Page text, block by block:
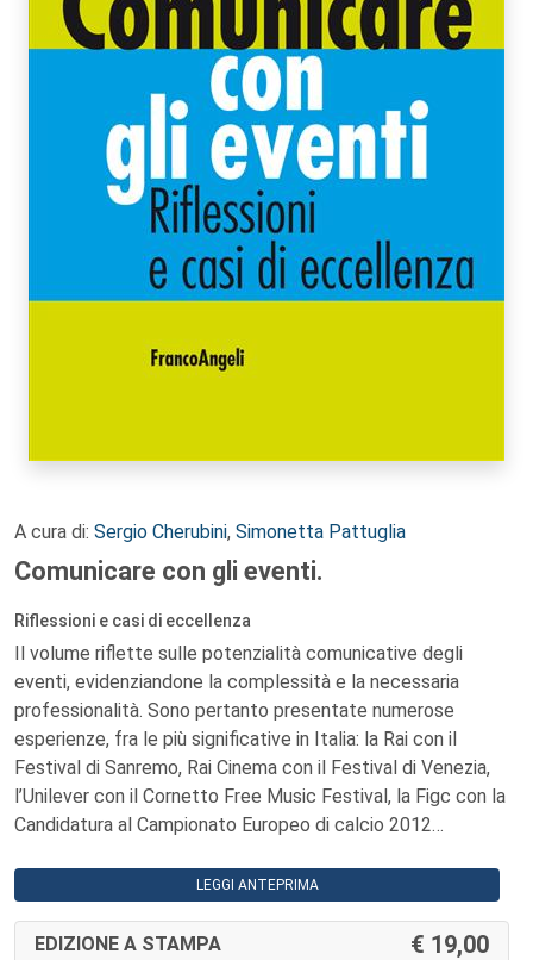
A cura di: Sergio Cherubini, Simonetta Pattuglia
Comunicare con gli eventi.
Riflessioni e casi di eccellenza
Il volume riflette sulle potenzialità comunicative degli
eventi, evidenziandone la complessità e la necessaria
professionalità. Sono pertanto presentate numerose
esperienze, fra le più significative in Italia: la Rai con il
Festival di Sanremo, Rai Cinema con il Festival di Venezia,
l’Unilever con il Cornetto Free Music Festival, la Figc con la
Candidatura al Campionato Europeo di calcio 2012…
LEGGI ANTEPRIMA
EDIZIONE A STAMPA 19,00